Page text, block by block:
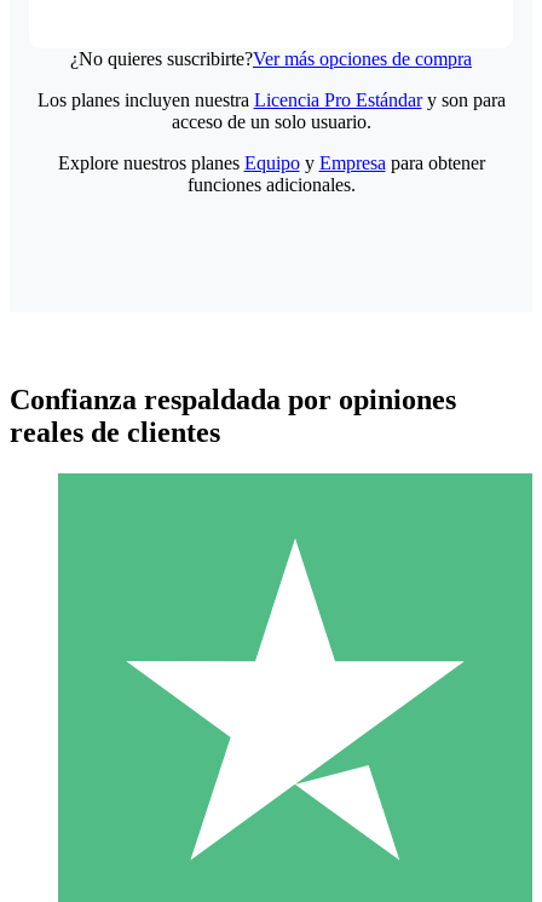
¿No quieres suscribirte?Ver más opciones de compra
Paquetes de Créditos Individuales
Paga según el uso con créditos de descarga. Sin compromiso
10 00
Los planes incluyen nuestra Licencia Pro Estándary son para
acceso de un solo usuario.
Explore nuestros planes Equipoy Empresa para obtener
funciones adicionales.
Confianza respaldada por opiniones
reales de clientes